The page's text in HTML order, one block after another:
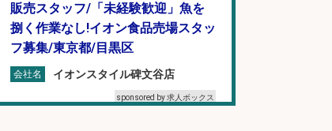
販売スタッフ/「未経験歓迎」魚を
捌く作業なし!イオン食品売場スタッ
フ募集/東京都/目黒区
会社名 イオンスタイル碑文谷店
sponsored by 求人ボックス